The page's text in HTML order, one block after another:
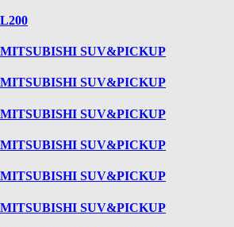
L200
MITSUBISHI SUV&PICKUP
MITSUBISHI SUV&PICKUP
MITSUBISHI SUV&PICKUP
MITSUBISHI SUV&PICKUP
MITSUBISHI SUV&PICKUP
MITSUBISHI SUV&PICKUP